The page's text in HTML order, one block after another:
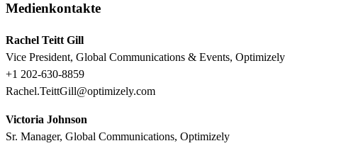
Medienkontakte
Rachel Teitt Gill
Vice President, Global Communications & Events, Optimizely
+1 202-630-8859
Rachel.TeittGill@optimizely.com
Victoria Johnson
Sr. Manager, Global Communications, Optimizely